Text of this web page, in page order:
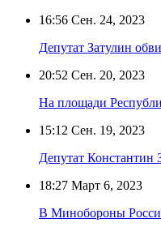
16:56 Сен. 24, 2023
Депутат Затулин
20:52 Сен. 20, 2023
На площади
15:12 Сен. 19, 2023
Депутат Константин
18:27 Март 6, 2023
В Минобороны